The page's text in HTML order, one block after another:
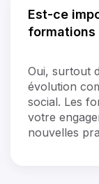
Est-ce
formations
Oui, surtout
évolution
social. Les
votre
nouvelles